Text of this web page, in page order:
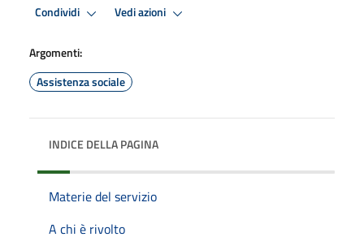
Condividi Vedi azioni
Argomenti:
Assistenza sociale
INDICE DELLA PAGINA
Materie del servizio
A chi è rivolto